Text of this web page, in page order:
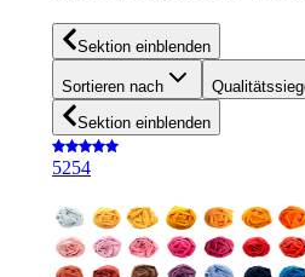
Sektion einblenden
Sortieren nach
Sektion einblenden
5254